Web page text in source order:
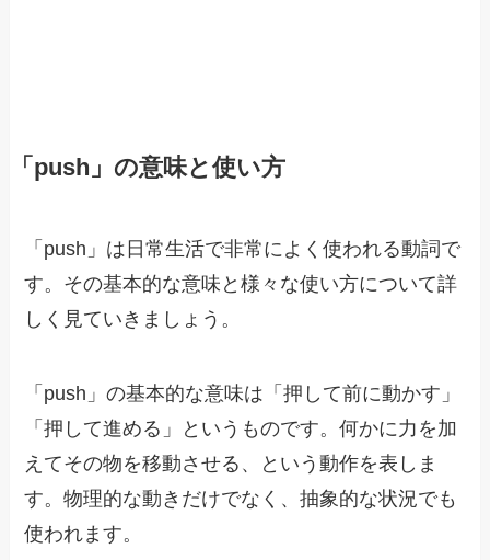
「push」の意味と使い方
「push」は日常生活で非常によく使われる動詞で
す。その基本的な意味と様々な使い方について詳
しく見ていきましょう。
「push」の基本的な意味は「押して前に動かす」
「押して進める」というものです。何かに力を加
えてその物を移動させる、という動作を表しま
す。物理的な動きだけでなく、抽象的な状況でも
使われます。